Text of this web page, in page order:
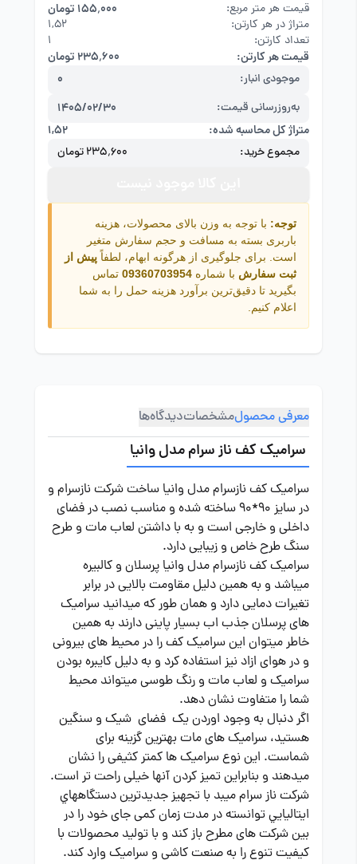
قیمت هر متر مربع:
۱۵۵٬۰۰۰ تومان
متراژ در هر کارتن:
۱,۵۲
تعداد کارتن:
1
قیمت هر کارتن: ۲۳۵٬۶۰۰ تومان
موجودی انبار: 0
به‌روزرسانی قیمت:
1405/02/30
متراژ کل محاسبه شده:
۱,۵۲
مجموع خرید: ۲۳۵٬۶۰۰ تومان
توجه: با توجه به وزن بالای محصولات، هزینه
باربری بسته به مسافت و حجم سفارش متغیر
است. برای جلوگیری از هرگونه ابهام، لطفاً پیش از
ثبت سفارش با شماره 09360703954 تماس
بگیرید تا دقیق‌ترین برآورد هزینه حمل را به شما
اعلام کنیم.
معرفی محصولمشخصاتدیدگاه‌ها
سرامیک کف ناز سرام مدل وانیا
سرامیک کف نازسرام مدل وانیا ساخت شرکت نازسرام و
در سایز 90*90 ساخته شده و مناسب نصب در فضای
داخلی و خارجی است و به با داشتن لعاب مات و طرح
سنگ طرح خاص و زیبایی دارد.
سرامیک کف نازسرام مدل وانیا پرسلان و کالبیره
میباشد و به همین دلیل مقاومت بالایی در برابر
تغیرات دمایی دارد و همان طور که میدانید سرامیک
های پرسلان جذب اب بسیار پاینی دارند به همین
خاطر میتوان این سرامیک کف را در محیط های بیرونی
و در هوای ازاد نیز استفاده کرد و به دلیل کایبره بودن
سرامیک و لعاب مات و رنگ طوسی میتواند محیط
شما را متفاوت نشان دهد.
اگر دنبال به وجود اوردن یک فضای شیک و سنگین
هستید، سرامیک های مات بهترین گزینه برای
شماست. این نوع سرامیک ها کمتر کثیفی را نشان
میدهند و بنابراین تمیز کردن آنها خیلی راحت تر است.
شرکت ناز سرام ميبد با تجهيز جديدترين دستگاههاي
ايتاليايي توانسته در مدت زمان کمی جای خود را در
بین شرکت های مطرح باز کند و با تولید محصولات با
کیفیت تنوع را به صنعت کاشی و سرامیک وارد کند.